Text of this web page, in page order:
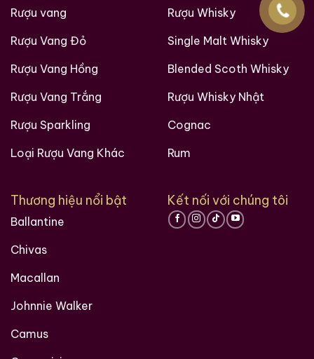
Rượu vang
Rượu Vang Đỏ
Rượu Vang Hồng
Rượu Vang Trắng
Rượu Sparkling
Loại Rượu Vang Khác
Rượu Whisky
Single Malt Whisky
Blended Scoth Whisky
Rượu Whisky Nhật
Cognac
Rum
Thương hiệu nổi bật
Ballantine
Chivas
Macallan
Johnnie Walker
Camus
Kết nối với chúng tôi